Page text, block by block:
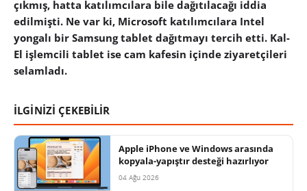
çıkmış, hatta katılımcılara bile dağıtılacağı iddia
edilmişti. Ne var ki, Microsoft katılımcılara Intel
yongalı bir Samsung tablet dağıtmayı tercih etti. Kal-
El işlemcili tablet ise cam kafesin içinde ziyaretçileri
selamladı.
İLGİNİZİ ÇEKEBİLİR
Apple iPhone ve Windows arasında
kopyala-yapıştır desteği hazırlıyor
04 Ağu 2026